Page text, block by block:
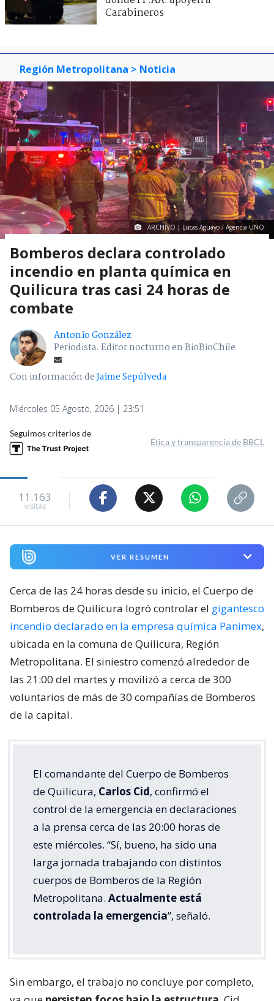
Carabineros
Región Metropolitana > Noticia
ARCHIVO | Lucas Aguayo / Agencia UNO
Bomberos declara controlado
incendio en planta química en
Quilicura tras casi 24 horas de
combate
Antonio González
Periodista. Editor nocturno en BioBioChile.
Con información deJaime Sepúlveda
Miércoles 05 Agosto, 2026 | 23:51
Seguimos criterios de
Ética y transparencia de BBCL
11.163
visitas
VER RESUMEN
Cerca de las 24 horas desde su inicio, el Cuerpo de
Bomberos de Quilicura logró controlar el gigantesco
incendio declarado en la empresa química Panimex,
ubicada en la comuna de Quilicura, Región
Metropolitana. El siniestro comenzó alrededor de
las 21:00 del martes y movilizó a cerca de 300
voluntarios de más de 30 compañías de Bomberos
de la capital.
El comandante del Cuerpo de Bomberos
de Quilicura, Carlos Cid, confirmó el
control de la emergencia en declaraciones
a la prensa cerca de las 20:00 horas de
este miércoles. “Sí, bueno, ha sido una
larga jornada trabajando con distintos
cuerpos de Bomberos de la Región
Metropolitana. Actualmente está
controlada la emergencia”, señaló.
Sin embargo, el trabajo no concluye por completo,